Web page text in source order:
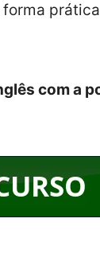
com a